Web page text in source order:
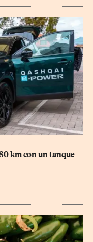
km con un tanque